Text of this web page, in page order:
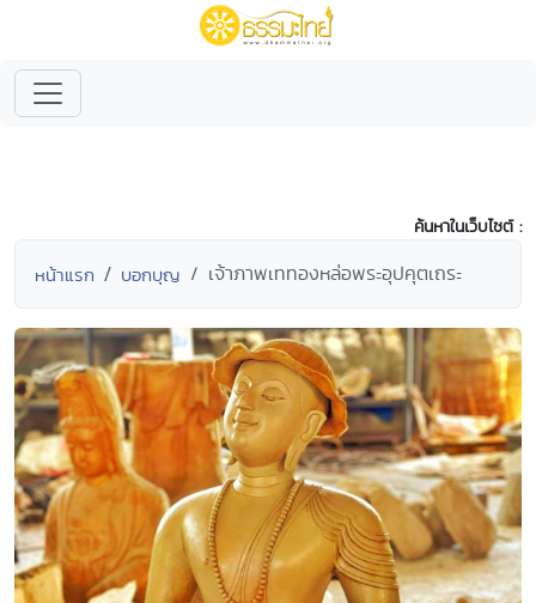
ค้นหาในเว็บไซต์ :
หน้าแรก บอกบุญ เจ้าภาพเททองหล่อพระอุปคุตเถระ